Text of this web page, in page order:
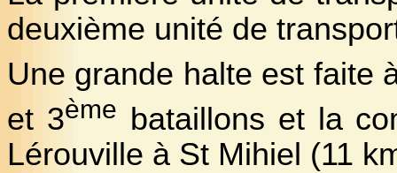
deuxième unité de
Une grande halte est faite
et 3ème bataillons et la
Lérouville à St Mihiel (11